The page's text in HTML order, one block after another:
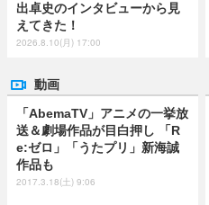
出卓史のインタビューから見
えてきた！
2026.8.10(月) 17:00
動画
「AbemaTV」アニメの一挙放
送＆劇場作品が目白押し 「R
e:ゼロ」「うたプリ」新海誠
作品も
2017.3.18(土) 9:06